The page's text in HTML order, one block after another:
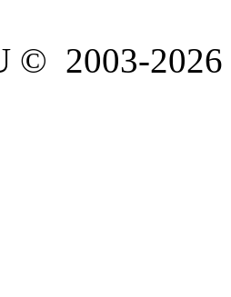
© 2003-2026